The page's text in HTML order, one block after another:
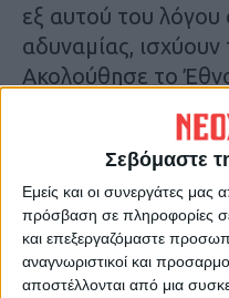
Σεβόμαστε
Εμείς και οι συνεργάτες μας
πρόσβαση σε πληροφορίες
και επεξεργαζόμαστε
αναγνωριστικοί και
αποστέλλονται από μια
εξ αυτού του
αδυναμίας, ισχύουν
Ακολούθησε το
την υπογραφή του
λαμβάνεται υπόψιν
πληγέντος στις
φοιτητικές εστίες
παράλληλα με τις